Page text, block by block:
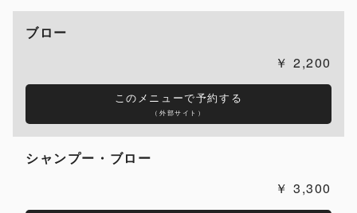
ブロー
2,200
このメニューで予約する
（外部サイト）
シャンプー・ブロー
3,300